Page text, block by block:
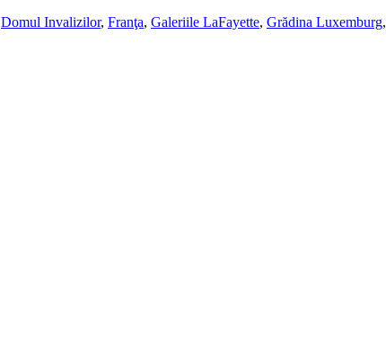
Domul Invalizilor, Franţa, Galeriile LaFayette, Grădina Luxemburg,